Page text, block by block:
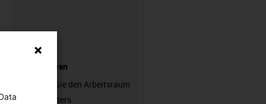
konfigurieren
Erweitern Sie den Arbeitsraum
Ihres Roboters.